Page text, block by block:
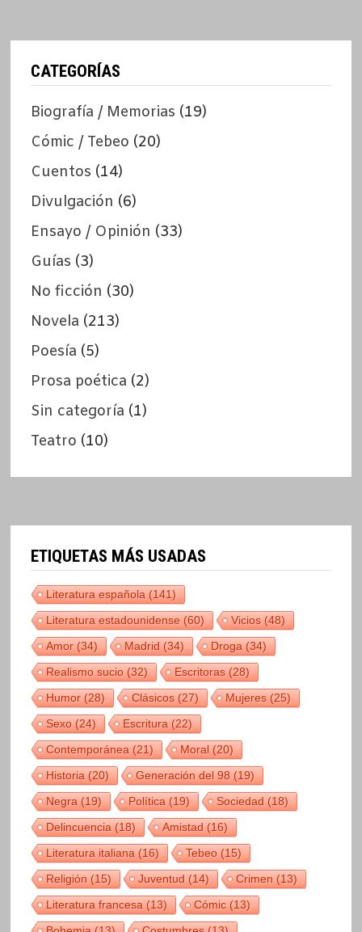
CATEGORÍAS
Biografía / Memorias (19)
Cómic / Tebeo (20)
Cuentos (14)
Divulgación (6)
Ensayo / Opinión (33)
Guías (3)
No ficción (30)
Novela (213)
Poesía (5)
Prosa poética (2)
Sin categoría (1)
Teatro (10)
ETIQUETAS MÁS USADAS
Literatura española(141)
Literatura estadounidense(60) Vicios(48)
Amor(34) Madrid(34) Droga(34)
Realismo sucio(32) Escritoras(28)
Humor(28) Clásicos(27) Mujeres(25)
Sexo(24) Escritura(22)
Contemporánea(21) Moral(20)
Historia(20) Generación del 98(19)
Negra(19) Política(19) Sociedad(18)
Delincuencia(18) Amistad(16)
Literatura italiana(16) Tebeo(15)
Religión(15) Juventud(14) Crimen(13)
Literatura francesa(13) Cómic(13)